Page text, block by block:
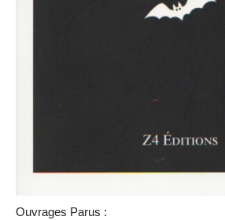
Ouvrages Parus :